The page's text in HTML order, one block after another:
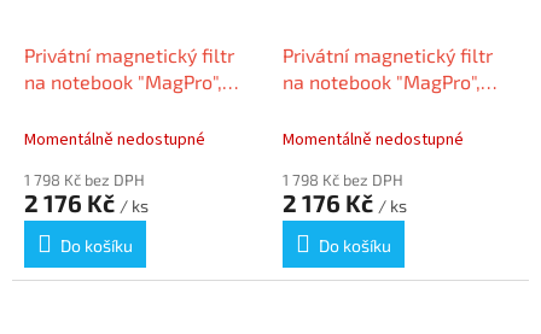
Privátní magnetický filtr
na notebook "MagPro",
odnímatelný, 16:10,
Momentálně nedostupné
1 798 Kč bez DPH
2 176 Kč / ks
Do košíku
Privátní magnetický filtr
na notebook "MagPro",
odnímatelný, 16:9,
Momentálně nedostupné
1 798 Kč bez DPH
2 176 Kč / ks
Do košíku